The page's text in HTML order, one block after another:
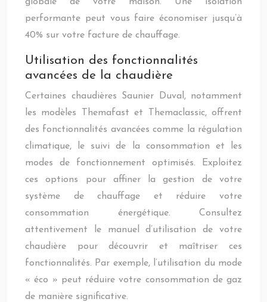
performante peut vous faire économiser jusqu’à
40% sur votre facture de chauffage.
Utilisation des fonctionnalités
avancées de la chaudière
Certaines chaudières Saunier Duval, notamment
les modèles Themafast et Themaclassic, offrent
des fonctionnalités avancées comme la régulation
climatique, le suivi de la consommation et les
modes de fonctionnement optimisés. Exploitez
ces options pour affiner la gestion de votre
système de chauffage et réduire votre
consommation énergétique. Consultez
attentivement le manuel d’utilisation de votre
chaudière pour découvrir et maîtriser ces
fonctionnalités. Par exemple, l’utilisation du mode
« éco » peut réduire votre consommation de gaz
de manière significative.